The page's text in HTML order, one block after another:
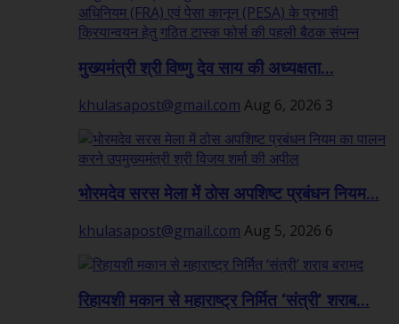
मुख्यमंत्री श्री विष्णु देव साय की अध्यक्षता...
khulasapost@gmail.com Aug 6, 2026 3
भोरमदेव सरस मेला में ठोस अपशिष्ट प्रबंधन नियम...
khulasapost@gmail.com Aug 5, 2026 6
रिहायशी मकान से महाराष्ट्र निर्मित ‘संत्री’ शराब...